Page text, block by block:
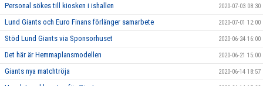
Personal sökes till kiosken i ishallen 2020-07-03 08:30
Lund Giants och Euro Finans förlänger samarbete 2020-07-01 12:00
Stöd Lund Giants via Sponsorhuset 2020-06-24 16:00
Det här är Hemmaplansmodellen 2020-06-21 15:00
Giants nya matchtröja 2020-06-14 18:57